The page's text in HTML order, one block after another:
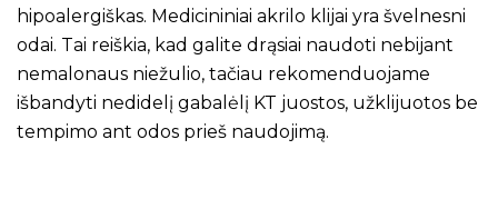
hipoalergiškas. Medicininiai akrilo klijai yra švelnesni
odai. Tai reiškia, kad galite drąsiai naudoti nebijant
nemalonaus niežulio, tačiau rekomenduojame
išbandyti nedidelį gabalėlį KT juostos, užklijuotos be
tempimo ant odos prieš naudojimą.